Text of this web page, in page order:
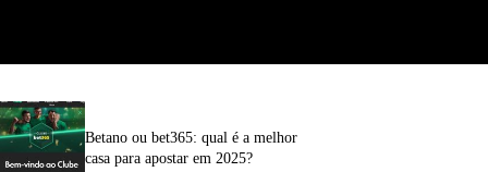
Betano ou bet365: qual é a melhor
casa para apostar em 2025?